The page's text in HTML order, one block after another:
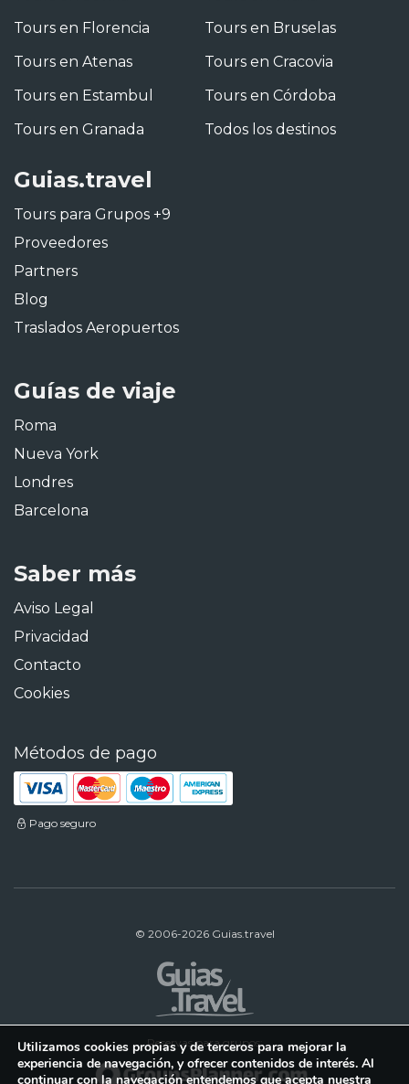
Tours en Florencia
Tours en Atenas
Tours en Estambul
Tours en Granada
Tours en Bruselas
Tours en Cracovia
Tours en Córdoba
Todos los destinos
Guias.travel
Tours para Grupos +9
Proveedores
Partners
Blog
Traslados Aeropuertos
Guías de viaje
Roma
Nueva York
Londres
Barcelona
Saber más
Aviso Legal
Privacidad
Contacto
Cookies
Métodos de pago
Pago seguro
© 2006-2026 Guias.travel
Reservas para grupos:
Utilizamos cookies propias y de terceros para mejorar la
experiencia de navegación, y ofrecer contenidos de interés. Al
continuar con la navegación entendemos que acepta nuestra